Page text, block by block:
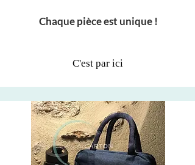
Chaque pièce est unique !
C'est par ici